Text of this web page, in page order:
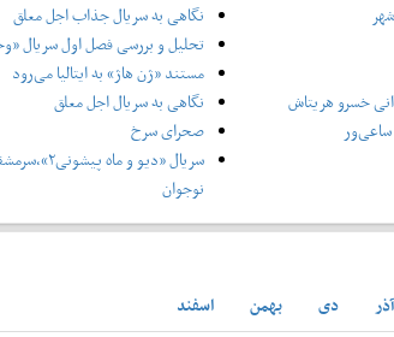
خسرو هریتاش
نگاهی به سریال جذاب اجل معلق
تحلیل و بررسی فصل اول سریال
مستند «ژن هاژ» به ایتالیا می‌رود
نگاهی به سریال اجل معلق
صحرای سرخ
سریال «دیو و
نوجوان
آذر دی بهمن
اسفند